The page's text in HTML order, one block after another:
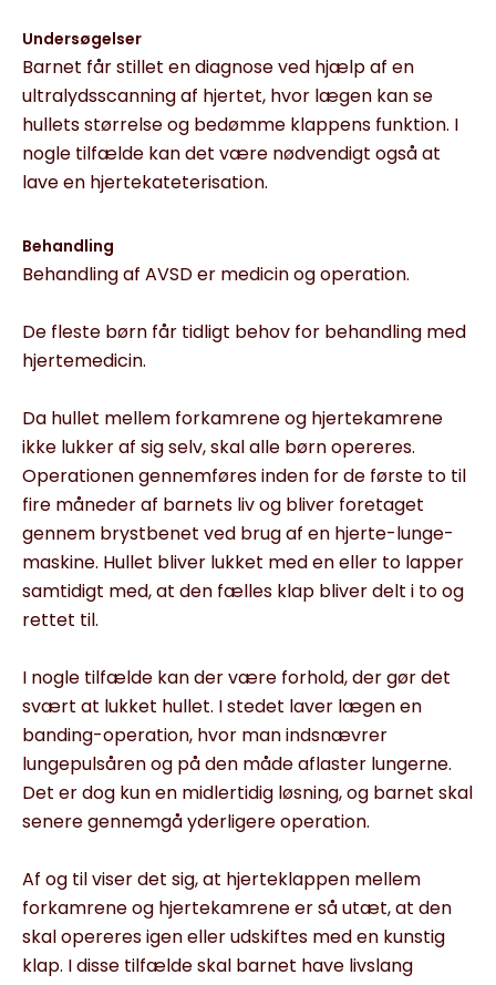
Undersøgelser
Barnet får stillet en diagnose ved hjælp af en
ultralydsscanning af hjertet, hvor lægen kan se
hullets størrelse og bedømme klappens funktion. I
nogle tilfælde kan det være nødvendigt også at
lave en hjertekateterisation.
Behandling
Behandling af AVSD er medicin og operation.
De fleste børn får tidligt behov for behandling med
hjertemedicin.
Da hullet mellem forkamrene og hjertekamrene
ikke lukker af sig selv, skal alle børn opereres.
Operationen gennemføres inden for de første to til
fire måneder af barnets liv og bliver foretaget
gennem brystbenet ved brug af en hjerte-lunge-
maskine. Hullet bliver lukket med en eller to lapper
samtidigt med, at den fælles klap bliver delt i to og
rettet til.
I nogle tilfælde kan der være forhold, der gør det
svært at lukket hullet. I stedet laver lægen en
banding-operation, hvor man indsnævrer
lungepulsåren og på den måde aflaster lungerne.
Det er dog kun en midlertidig løsning, og barnet skal
senere gennemgå yderligere operation.
Af og til viser det sig, at hjerteklappen mellem
forkamrene og hjertekamrene er så utæt, at den
skal opereres igen eller udskiftes med en kunstig
klap. I disse tilfælde skal barnet have livslang